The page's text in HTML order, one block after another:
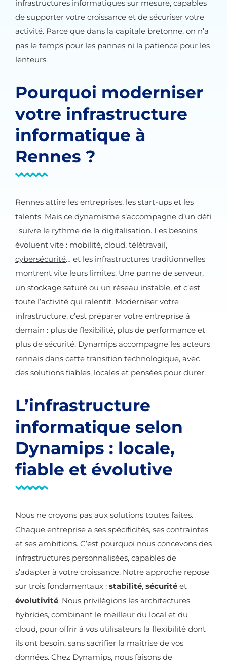
infrastructures informatiques sur mesure, capables
de supporter votre croissance et de sécuriser votre
activité. Parce que dans la capitale bretonne, on n’a
pas le temps pour les pannes ni la patience pour les
lenteurs.
Pourquoi moderniser
votre infrastructure
informatique à
Rennes ?
Rennes attire les entreprises, les start-ups et les
talents. Mais ce dynamisme s’accompagne d’un défi
: suivre le rythme de la digitalisation. Les besoins
évoluent vite : mobilité, cloud, télétravail,
cybersécurité… et les infrastructures traditionnelles
montrent vite leurs limites. Une panne de serveur,
un stockage saturé ou un réseau instable, et c’est
toute l’activité qui ralentit. Moderniser votre
infrastructure, c’est préparer votre entreprise à
demain : plus de flexibilité, plus de performance et
plus de sécurité. Dynamips accompagne les acteurs
rennais dans cette transition technologique, avec
des solutions fiables, locales et pensées pour durer.
L’infrastructure
informatique selon
Dynamips : locale,
fiable et évolutive
Nous ne croyons pas aux solutions toutes faites.
Chaque entreprise a ses spécificités, ses contraintes
et ses ambitions. C’est pourquoi nous concevons des
infrastructures personnalisées, capables de
s’adapter à votre croissance. Notre approche repose
sur trois fondamentaux : stabilité, sécurité et
évolutivité. Nous privilégions les architectures
hybrides, combinant le meilleur du local et du
cloud, pour offrir à vos utilisateurs la flexibilité dont
ils ont besoin, sans sacrifier la maîtrise de vos
données. Chez Dynamips, nous faisons de